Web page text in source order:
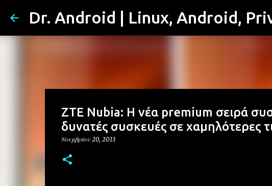
Dr. Android | Linux, Android,
ZTE Nubia: Η νέα premium σειρά
δυνατές συσκευές σε χαμηλότερες
Νοεμβρίου 20, 2013